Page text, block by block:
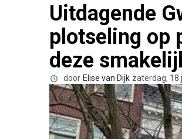
Uitdagende
plotseling op
deze
door Elise van Dijk zaterdag, 18